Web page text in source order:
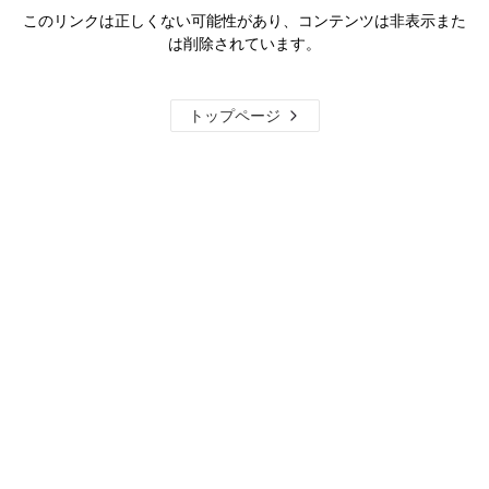
このリンクは正しくない可能性があり、コンテンツは非表示また
は削除されています。
トップページ